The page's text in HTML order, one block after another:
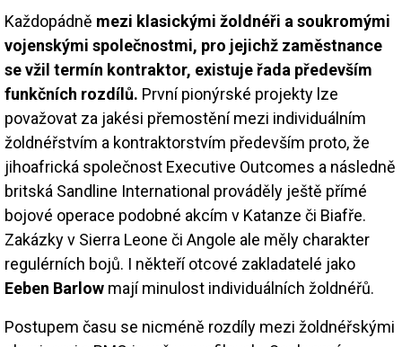
Každopádně mezi klasickými žoldnéři a soukromými
vojenskými společnostmi, pro jejichž zaměstnance
se vžil termín kontraktor, existuje řada především
funkčních rozdílů. První pionýrské projekty lze
považovat za jakési přemostění mezi individuálním
žoldnéřstvím a kontraktorstvím především proto, že
jihoafrická společnost Executive Outcomes a následně
britská Sandline International prováděly ještě přímé
bojové operace podobné akcím v Katanze či Biafře.
Zakázky v Sierra Leone či Angole ale měly charakter
regulérních bojů. I někteří otcové zakladatelé jako
Eeben Barlow mají minulost individuálních žoldnéřů.
Postupem času se nicméně rozdíly mezi žoldnéřskými